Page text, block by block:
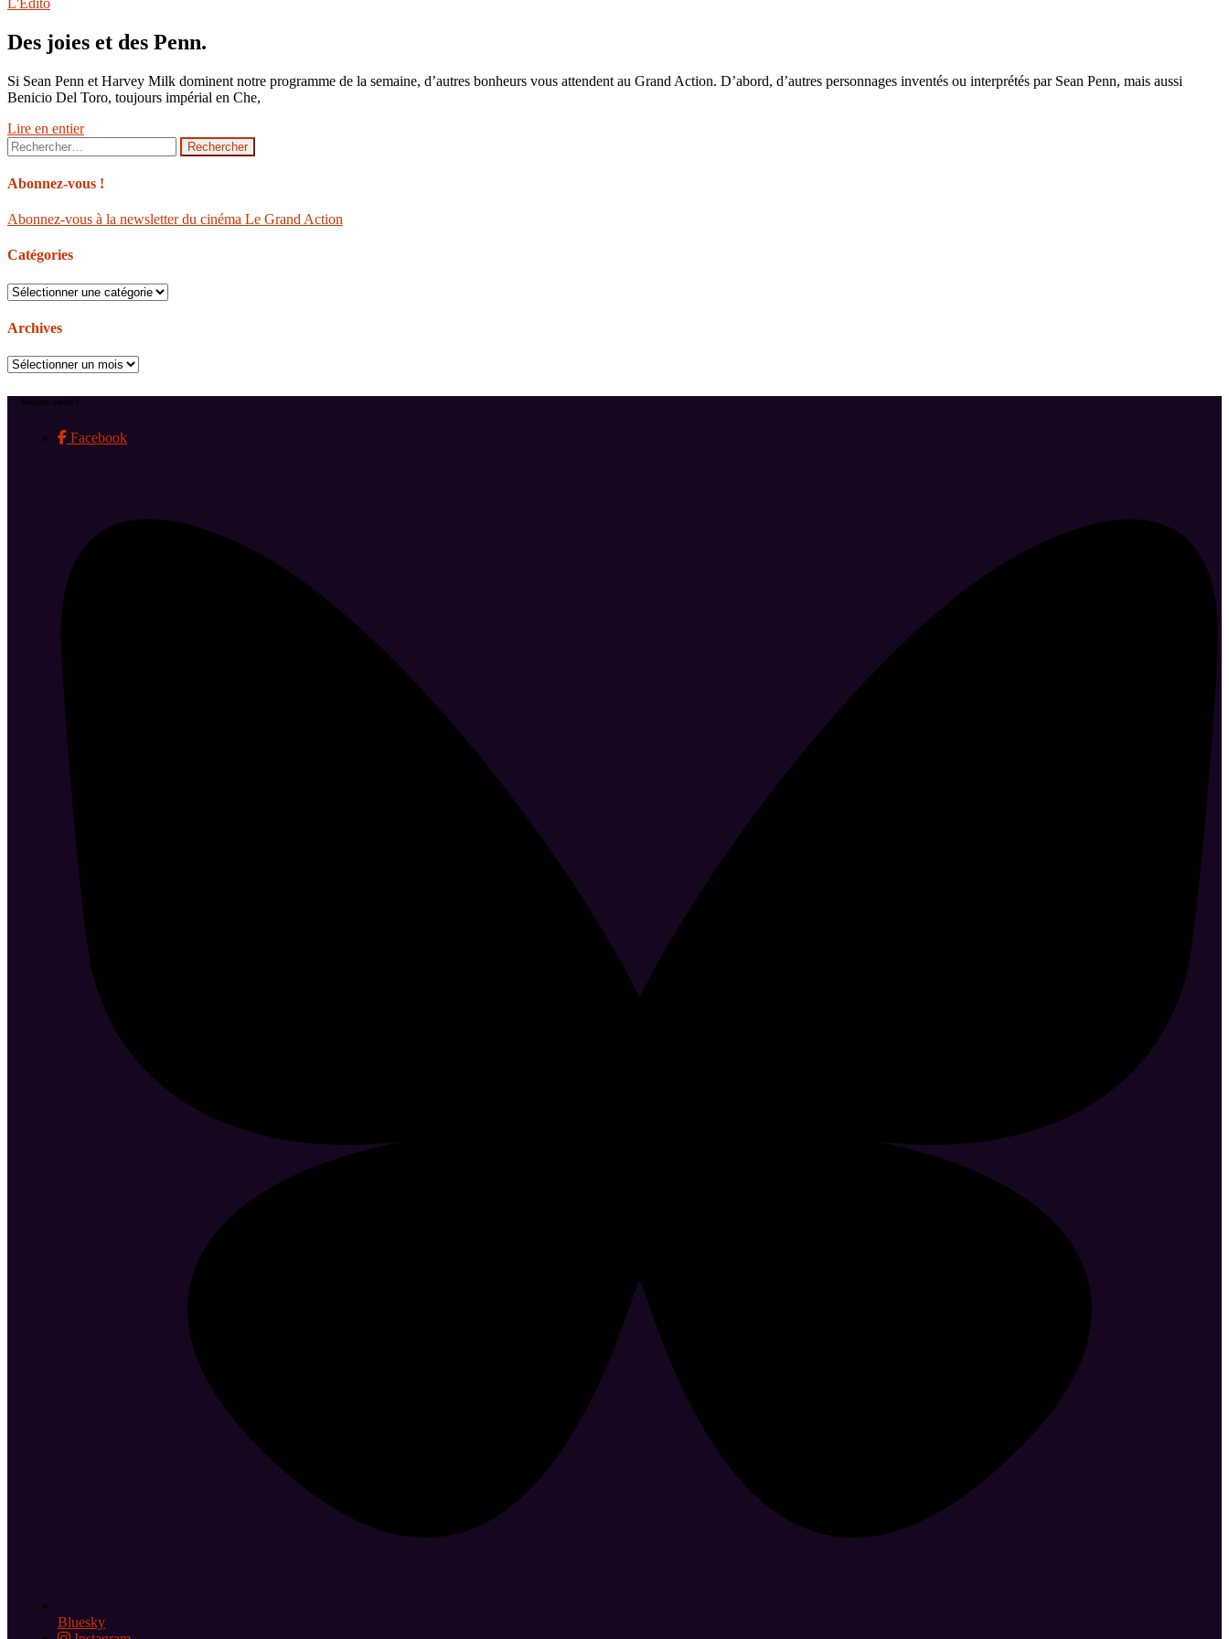
Des joies et des Penn.
Si Sean Penn et Harvey Milk dominent notre programme de la semaine, d’autres bonheurs vous attendent au Grand Action. D’abord, d’autres personnages inventés ou interprétés par Sean Penn, mais aussi
Benicio Del Toro, toujours impérial en Che,
Lire en entier
Rechercher :
Abonnez-vous !
Abonnez-vous à la newsletter du cinéma Le Grand Action
Catégories
Catégories
Archives
Archives
Suivez-nous !
Facebook
Bluesky